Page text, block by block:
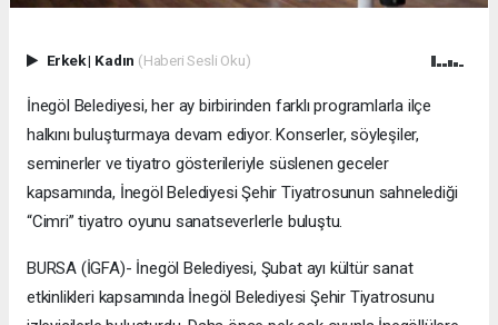
Erkek| Kadın (Haberi Sesli Oku)
İnegöl Belediyesi, her ay birbirinden farklı programlarla ilçe
halkını buluşturmaya devam ediyor. Konserler, söyleşiler,
seminerler ve tiyatro gösterileriyle süslenen geceler
kapsamında, İnegöl Belediyesi Şehir Tiyatrosunun sahnelediği
“Cimri” tiyatro oyunu sanatseverlerle buluştu.
BURSA (İGFA)- İnegöl Belediyesi, Şubat ayı kültür sanat
etkinlikleri kapsamında İnegöl Belediyesi Şehir Tiyatrosunu